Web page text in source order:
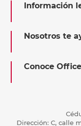
Información
Nosotros te
Conoce
Dirección: C, calle